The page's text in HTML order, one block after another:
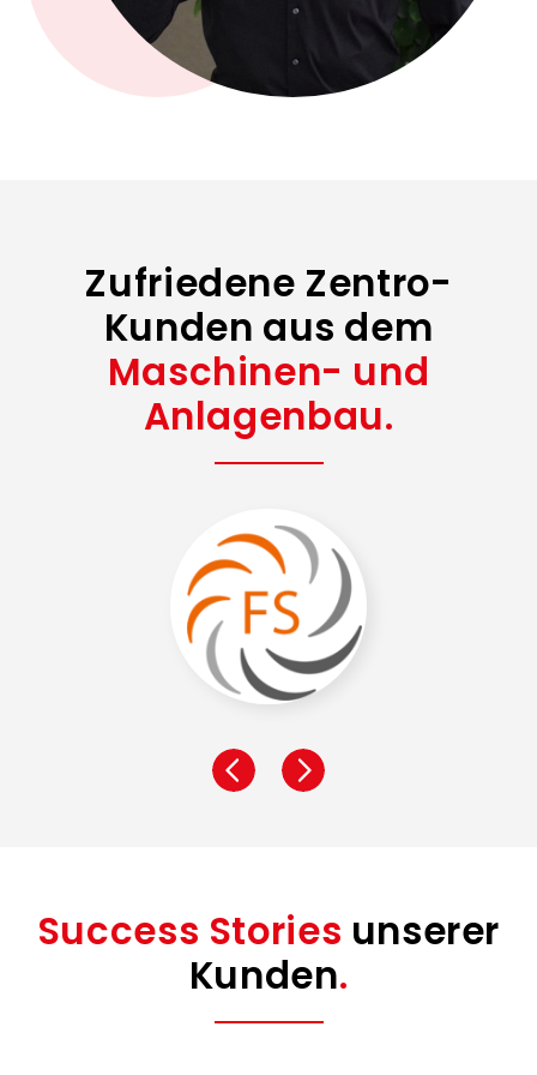
Zufriedene Zentro-
Kunden aus dem
Maschinen- und
Anlagenbau.
Success Stories unserer
Kunden.